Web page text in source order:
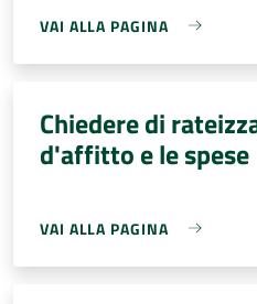
VAI ALLA PAGINA
Chiedere di
d'affitto e le spese
VAI ALLA PAGINA